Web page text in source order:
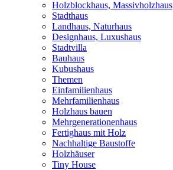
Holzblockhaus, Massivholzhaus
Stadthaus
Landhaus, Naturhaus
Designhaus, Luxushaus
Stadtvilla
Bauhaus
Kubushaus
Themen
Einfamilienhaus
Mehrfamilienhaus
Holzhaus bauen
Mehrgenerationenhaus
Fertighaus mit Holz
Nachhaltige Baustoffe
Holzhäuser
Tiny House